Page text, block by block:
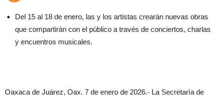
Del 15 al 18 de enero, las y los artistas crearán nuevas obras
que compartirán con el público a través de conciertos, charlas
y encuentros musicales.
Oaxaca de Juárez, Oax. 7 de enero de 2026.- La Secretaría de